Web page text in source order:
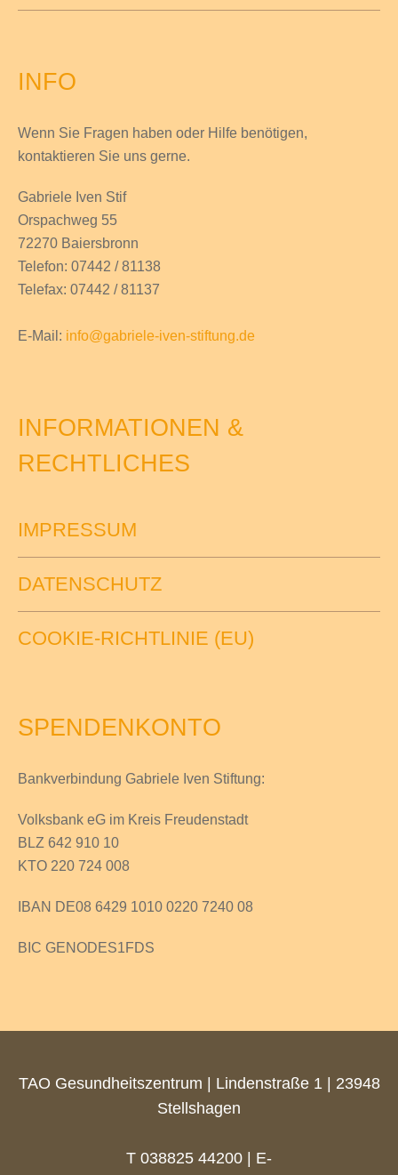
INFO
Wenn Sie Fragen haben oder Hilfe benötigen,
kontaktieren Sie uns gerne.
Gabriele Iven Stif
Orspachweg 55
72270 Baiersbronn
Telefon: 07442 / 81138
Telefax: 07442 / 81137
E-Mail: info@gabriele-iven-stiftung.de
INFORMATIONEN &
RECHTLICHES
IMPRESSUM
DATENSCHUTZ
COOKIE-RICHTLINIE (EU)
SPENDENKONTO
Bankverbindung Gabriele Iven Stiftung:
Volksbank eG im Kreis Freudenstadt
BLZ 642 910 10
KTO 220 724 008
IBAN DE08 6429 1010 0220 7240 08
BIC GENODES1FDS
TAO Gesundheitszentrum | Lindenstraße 1 | 23948
Stellshagen
T 038825 44200 | E-